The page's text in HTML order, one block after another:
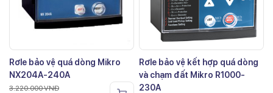
Rơle bảo vệ quá dòng Mikro
NX204A-240A
3.220.000VNĐ
Rơle bảo vệ kết hợp quá dòng
và chạm đất Mikro R1000-
230A